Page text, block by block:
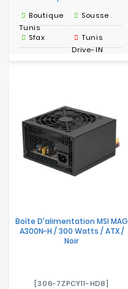
Boutique
Tunis
Sousse
Sfax
Tunis
Drive-IN
Boîte D'alimentation MSI MAG
A300N-H / 300 Watts / ATX /
Noir
[306-7ZPCY11-HD8]